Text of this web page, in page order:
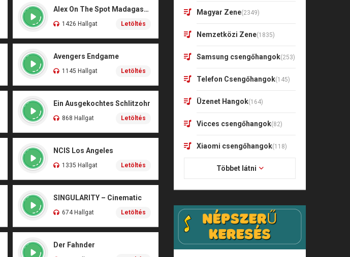
Alex On The Spot Madagascar
1426 Hallgat Letöltés
Avengers Endgame
1145 Hallgat Letöltés
Ein Ausgekochtes Schlitzohr
868 Hallgat Letöltés
NCIS Los Angeles
1335 Hallgat Letöltés
SINGULARITY – Cinematic
674 Hallgat Letöltés
Der Fahnder
Magyar Zene(2349)
Nemzetközi Zene(1835)
Samsung csengőhangok(253)
Telefon Csengőhangok(145)
Üzenet Hangok(164)
Vicces csengőhangok(82)
Xiaomi csengőhangok(118)
Többet látni